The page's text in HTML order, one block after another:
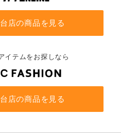
店の商品を見る
イテムをお探しなら
店の商品を見る